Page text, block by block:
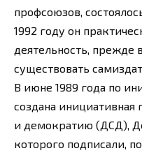
профсоюзов,
1992 году он
деятельность, прежде
существовать
В июне 1989 года по
создана инициативная
и демократию (ДСД),
которого подписали,